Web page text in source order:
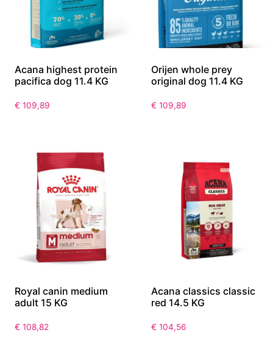
Acana highest protein
pacifica dog 11.4 KG
€ 109,89
Orijen whole prey
original dog 11.4 KG
€ 109,89
Royal canin medium
adult 15 KG
€ 108,82
Acana classics classic
red 14.5 KG
€ 104,56